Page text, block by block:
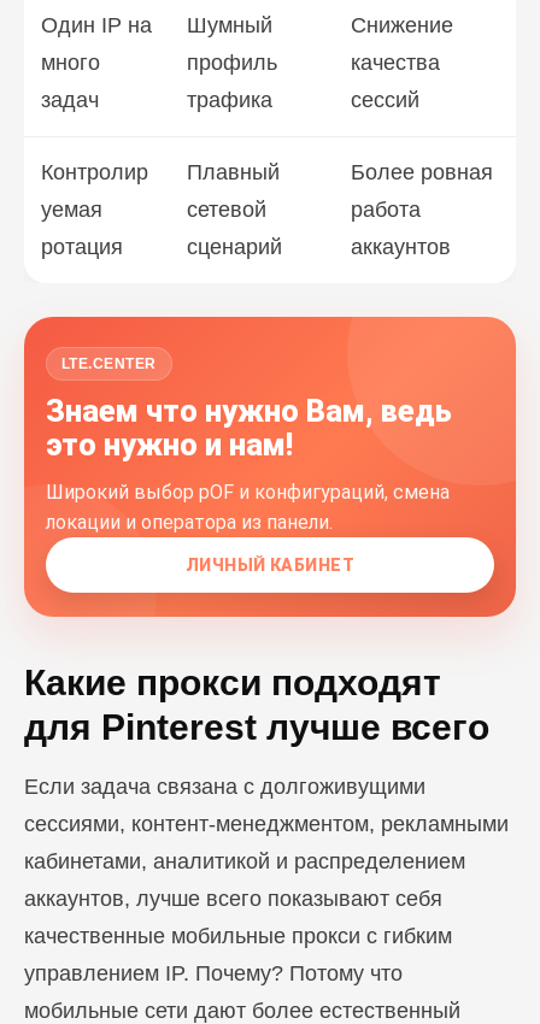
Один IP на
много
задач
Шумный
профиль
трафика
Снижение
качества
сессий
Контролир
уемая
ротация
Плавный
сетевой
сценарий
Более ровная
работа
аккаунтов
LTE.CENTER
Знаем что нужно Вам, ведь
это нужно и нам!
Широкий выбор pOF и конфигураций, смена
локации и оператора из панели.
ЛИЧНЫЙ КАБИНЕТ
Какие прокси подходят
для Pinterest лучше всего
Если задача связана с долгоживущими
сессиями, контент-менеджментом, рекламными
кабинетами, аналитикой и распределением
аккаунтов, лучше всего показывают себя
качественные мобильные прокси с гибким
управлением IP. Почему? Потому что
мобильные сети дают более естественный